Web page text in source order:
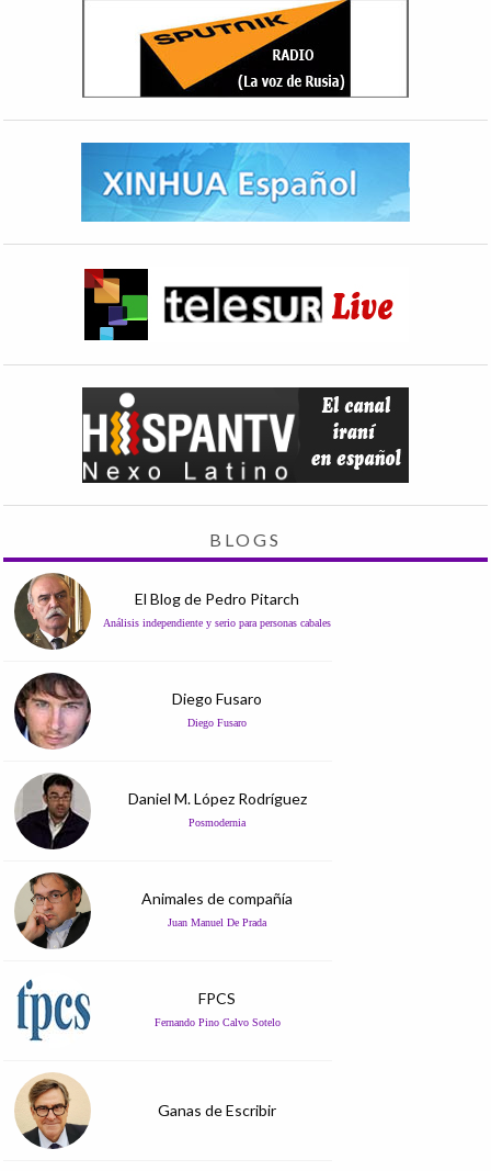
BLOGS
El Blog de Pedro Pitarch
Análisis independiente y serio para personas cabales
Diego Fusaro
Diego Fusaro
Daniel M. López Rodríguez
Posmodernia
Animales de compañía
Juan Manuel De Prada
FPCS
Fernando Pino Calvo Sotelo
Ganas de Escribir